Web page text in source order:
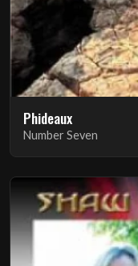
Phideaux
Number Seven